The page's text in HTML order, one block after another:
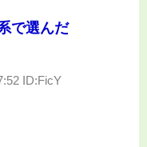
で選んだ
ID:FicY